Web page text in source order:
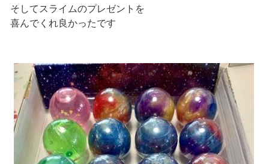
そしてスライムのプレゼントを
喜んでくれ良かったです